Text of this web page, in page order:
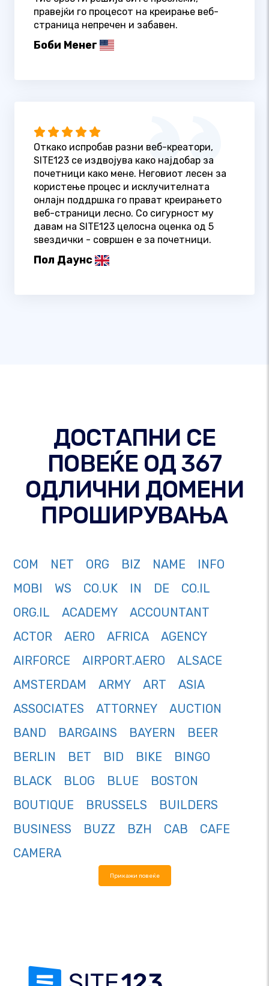
правејќи го процесот на креирање веб-
страница непречен и забавен.
Боби Менег
Откако испробав разни веб-креатори,
SITE123 се издвојува како најдобар за
почетници како мене. Неговиот лесен за
користење процес и исклучителната
онлајн поддршка го прават креирањето
веб-страници лесно. Со сигурност му
давам на SITE123 целосна оценка од 5
ѕвездички - совршен е за почетници.
Пол Даунс
ДОСТАПНИ СЕ
ПОВЕЌЕ ОД 367
ОДЛИЧНИ ДОМЕНИ
ПРОШИРУВАЊА
COM NET ORG BIZ NAME
INFO
MOBI
WS CO.UK IN DE
CO.IL
ORG.IL
ACADEMY
ACCOUNTANT
ACTOR
AERO AFRICA
AGENCY
AIRFORCE
AIRPORT.AERO
ALSACE
AMSTERDAM
ARMY ART
ASIA
ASSOCIATES
ATTORNEY
AUCTION
BAND
BARGAINS BAYERN
BEER
BERLIN
BET BID BIKE
BINGO
BLACK
BLOG BLUE
BOSTON
BOUTIQUE
BRUSSELS
BUILDERS
BUSINESS
BUZZ BZH CAB
CAFE
CAMERA
Прикажи повеќе